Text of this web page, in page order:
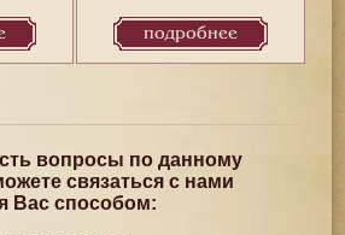
подробнее
вопросы по данному
связаться с нами
Вас способом: